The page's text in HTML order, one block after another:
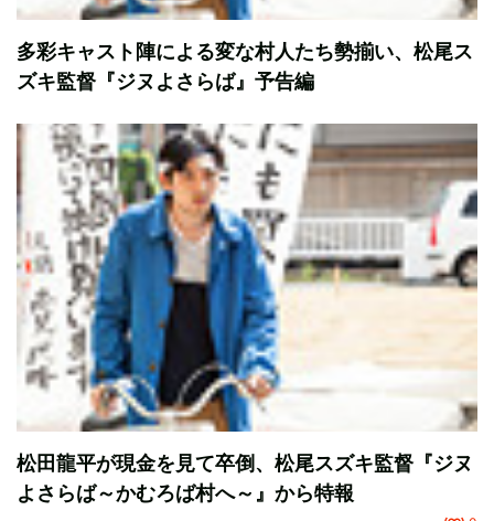
多彩キャスト陣による変な村人たち勢揃い、松尾ス
ズキ監督『ジヌよさらば』予告編
松田龍平が現金を見て卒倒、松尾スズキ監督『ジヌ
よさらば～かむろば村へ～』から特報